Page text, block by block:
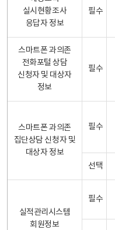
실시현황조사
응답자 정보
필수
스마트폰 과의존
전화포털 상담
신청자 및 대상자
정보
필수
스마트폰 과의존
집단상담 신청자 및
대상자 정보
필수
선택
실적관리시스템
회원정보
필수